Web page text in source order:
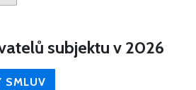
subjektu v 2026
SMLUV